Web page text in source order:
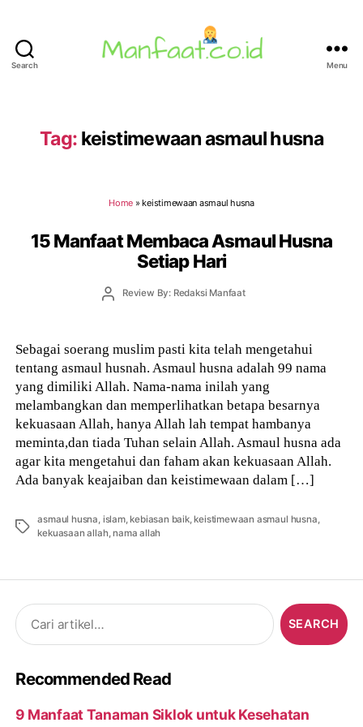
Search Menu
Tag: keistimewaan asmaul husna
Home »keistimewaan asmaul husna
15 Manfaat Membaca Asmaul Husna
Setiap Hari
PostReview By: Redaksi Manfaat
Sebagai soerang muslim pasti kita telah mengetahui
tentang asmaul husnah. Asmaul husna adalah 99 nama
yang dimiliki Allah. Nama-nama inilah yang
melambangkan dan memperlihatkan betapa besarnya
kekuasaan Allah, hanya Allah lah tempat hambanya
meminta,dan tiada Tuhan selain Allah. Asmaul husna ada
agar kita mengetahui dan faham akan kekuasaan Allah.
Ada banyak keajaiban dan keistimewaan dalam […]
Tags
asmaul husna, islam, kebiasan baik, keistimewaan asmaul husna,
kekuasaan allah,nama allah
Search
for:
Recommended Read
9 Manfaat Tanaman Siklok untuk Kesehatan